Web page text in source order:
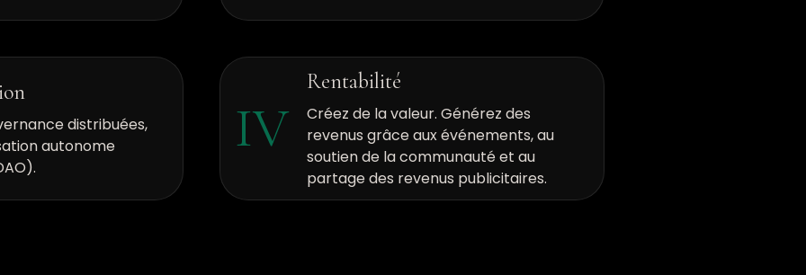
distribuées,
autonome
IV
Rentabilité
Créez de la valeur. Générez des
revenus grâce aux événements, au
soutien de la communauté et au
partage des revenus publicitaires.